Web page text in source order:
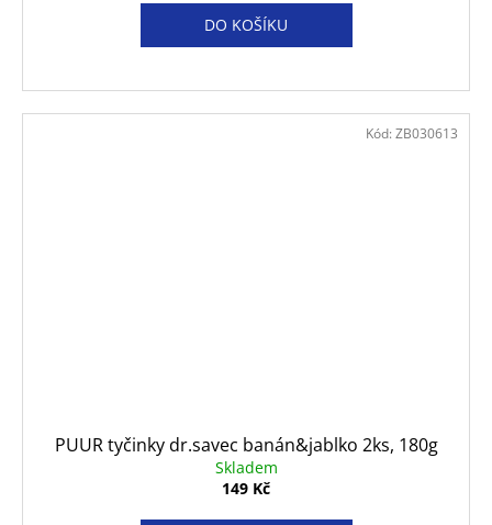
DO KOŠÍKU
PUUR tyčinky dr.savec banán&jablko 2ks, 180g
Skladem
149 Kč
Kód: ZB030613